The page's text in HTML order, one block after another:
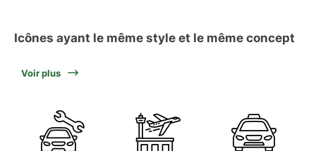
Icônes ayant le même style et le même concept
Voir plus